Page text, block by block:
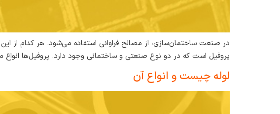
در صنعت ساختمان‌سازی، از مصالح فراوانی استفاده می‌شود. هر کدام از
پروفیل است که در دو نوع صنعتی و ساختمانی وجود دارد. پروفیل‌ها انواع
لوله چیست و انواع آن